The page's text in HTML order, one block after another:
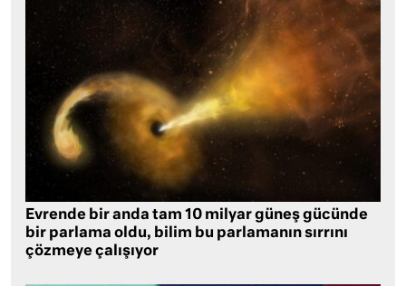
Evrende bir anda tam 10 milyar güneş gücünde
bir parlama oldu, bilim bu parlamanın sırrını
çözmeye çalışıyor